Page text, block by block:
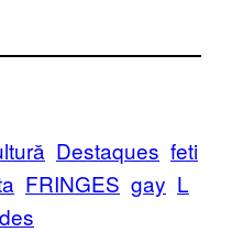
Destaques feti
FRINGES gay L